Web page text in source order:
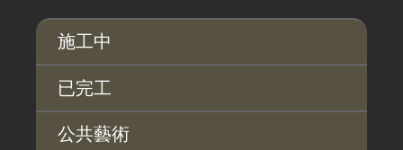
施工中
已完工
公共藝術